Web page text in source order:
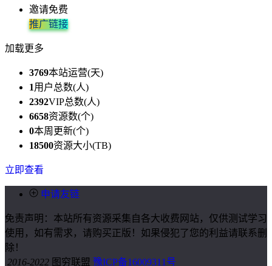
邀请免费
推广链接
加载更多
3769本站运营(天)
1用户总数(人)
2392VIP总数(人)
6658资源数(个)
0本周更新(个)
18500资源大小(TB)
立即查看
申请友链
免责声明：本站所有资源采集自各大收费网站，仅供测试学习
使用，如有需求，请购买正版！如果侵犯了您的利益请联系删
除！
2016-2022 图穷联盟 豫ICP备16009311号